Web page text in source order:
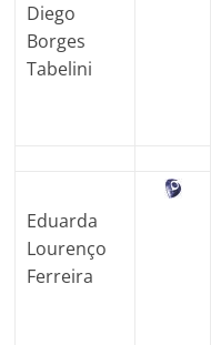
Diego
Borges
Tabelini
Eduarda
Lourenço
Ferreira